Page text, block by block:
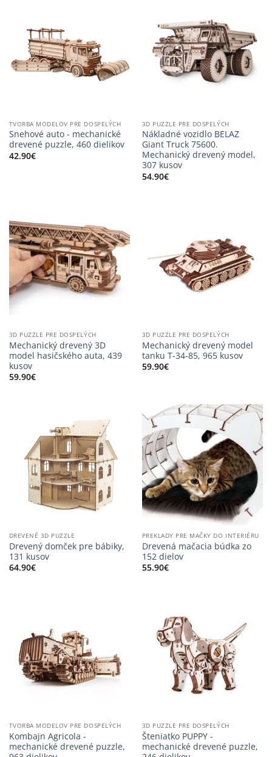
TVORBA MODELOV PRE DOSPELÝCH
Snehové auto - mechanické
drevené puzzle, 460 dielikov
42.90€
3D PUZZLE PRE DOSPELÝCH
Nákladné vozidlo BELAZ
Giant Truck 75600.
Mechanický drevený model,
307 kusov
54.90€
3D PUZZLE PRE DOSPELÝCH
Mechanický drevený 3D
model hasičského auta, 439
kusov
59.90€
3D PUZZLE PRE DOSPELÝCH
Mechanický drevený model
tanku T-34-85, 965 kusov
59.90€
DREVENÉ 3D PUZZLE
Drevený domček pre bábiky,
131 kusov
64.90€
PREKLADY PRE MAČKY DO INTERIÉRU
Drevená mačacia búdka zo
152 dielov
55.90€
TVORBA MODELOV PRE DOSPELÝCH
Kombajn Agricola -
mechanické drevené puzzle,
3D PUZZLE PRE DOSPELÝCH
Šteniatko PUPPY -
mechanické drevené puzzle,